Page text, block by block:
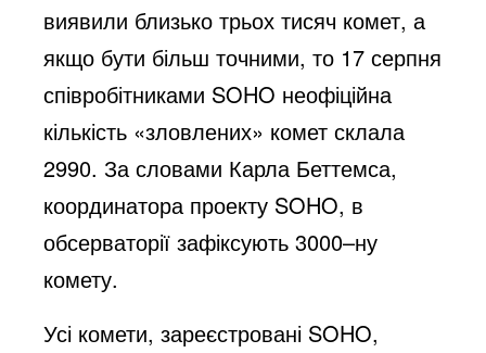
виявили близько трьох тисяч комет, а
якщо бути більш точними, то 17 серпня
співробітниками SOHO неофіційна
кількість «зловлених» комет склала
2990. За словами Карла Беттемса,
координатора проекту SOHO, в
обсерваторії зафіксують 3000–ну
комету.
Усі комети, зареєстровані SOHO,